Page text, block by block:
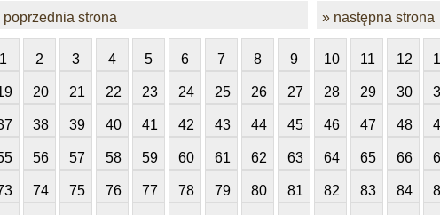
poprzednia strona » następna strona
1 2 3 4 5 6 7 8 9 10 11 12
20 21 22 23 24 25 26 27 28 29 30
38 39 40 41 42 43 44 45 46 47 48
56 57 58 59 60 61 62 63 64 65 66
74 75 76 77 78 79 80 81 82 83 84